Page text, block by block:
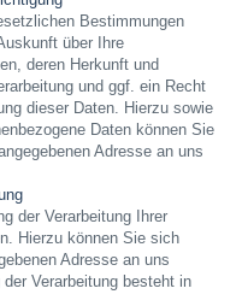
Bestimmungen
über Ihre
deren Herkunft und
und ggf. ein Recht
dieser Daten. Hierzu sowie
Daten können Sie
Adresse an uns
der Verarbeitung Ihrer
Hierzu können Sie sich
Adresse an uns
Verarbeitung besteht in